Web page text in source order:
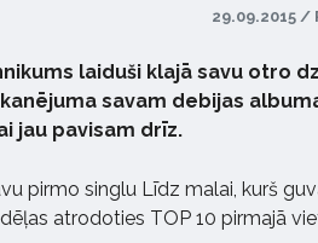
29.09.2015 /
laiduši klajā savu otro
savam debijas
jau pavisam drīz.
pirmo singlu Līdz malai, kurš
atrodoties TOP 10 pirmajā